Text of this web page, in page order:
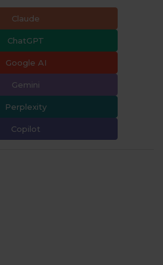
Claude
ChatGPT
Google AI
Gemini
Perplexity
Copilot